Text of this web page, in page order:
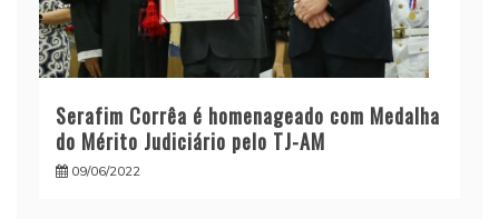
Serafim Corrêa é homenageado com Medalha
do Mérito Judiciário pelo TJ-AM
09/06/2022